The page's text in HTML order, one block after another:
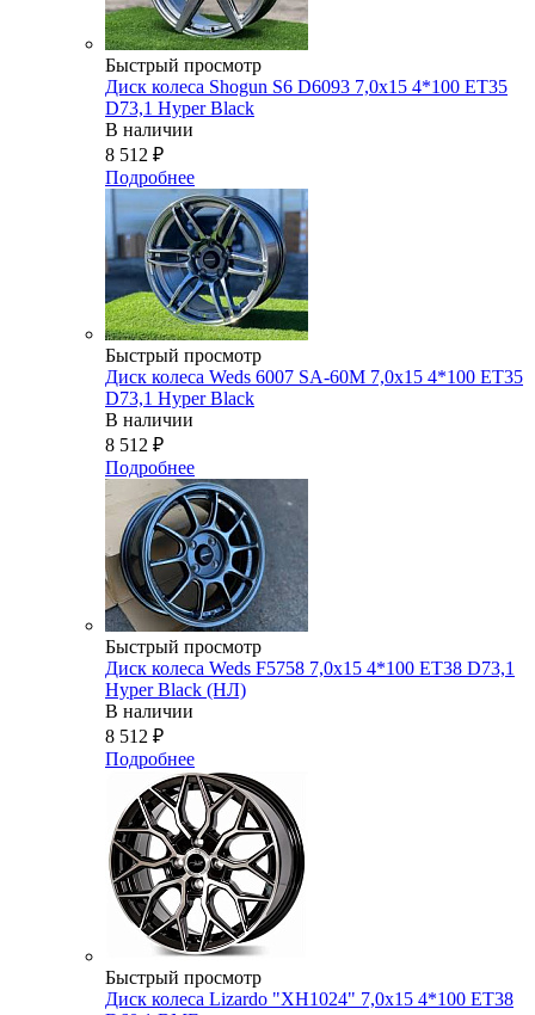
Быстрый просмотр
Диск колеса Shogun S6 D6093 7,0x15 4*100 ET35
D73,1 Hyper Black
В наличии
8 512 ₽
Подробнее
Быстрый просмотр
Диск колеса Weds 6007 SA-60M 7,0x15 4*100 ET35
D73,1 Hyper Black
В наличии
8 512 ₽
Подробнее
Быстрый просмотр
Диск колеса Weds F5758 7,0x15 4*100 ET38 D73,1
Hyper Black (НЛ)
В наличии
8 512 ₽
Подробнее
Быстрый просмотр
Диск колеса Lizardo "XH1024" 7,0х15 4*100 ET38